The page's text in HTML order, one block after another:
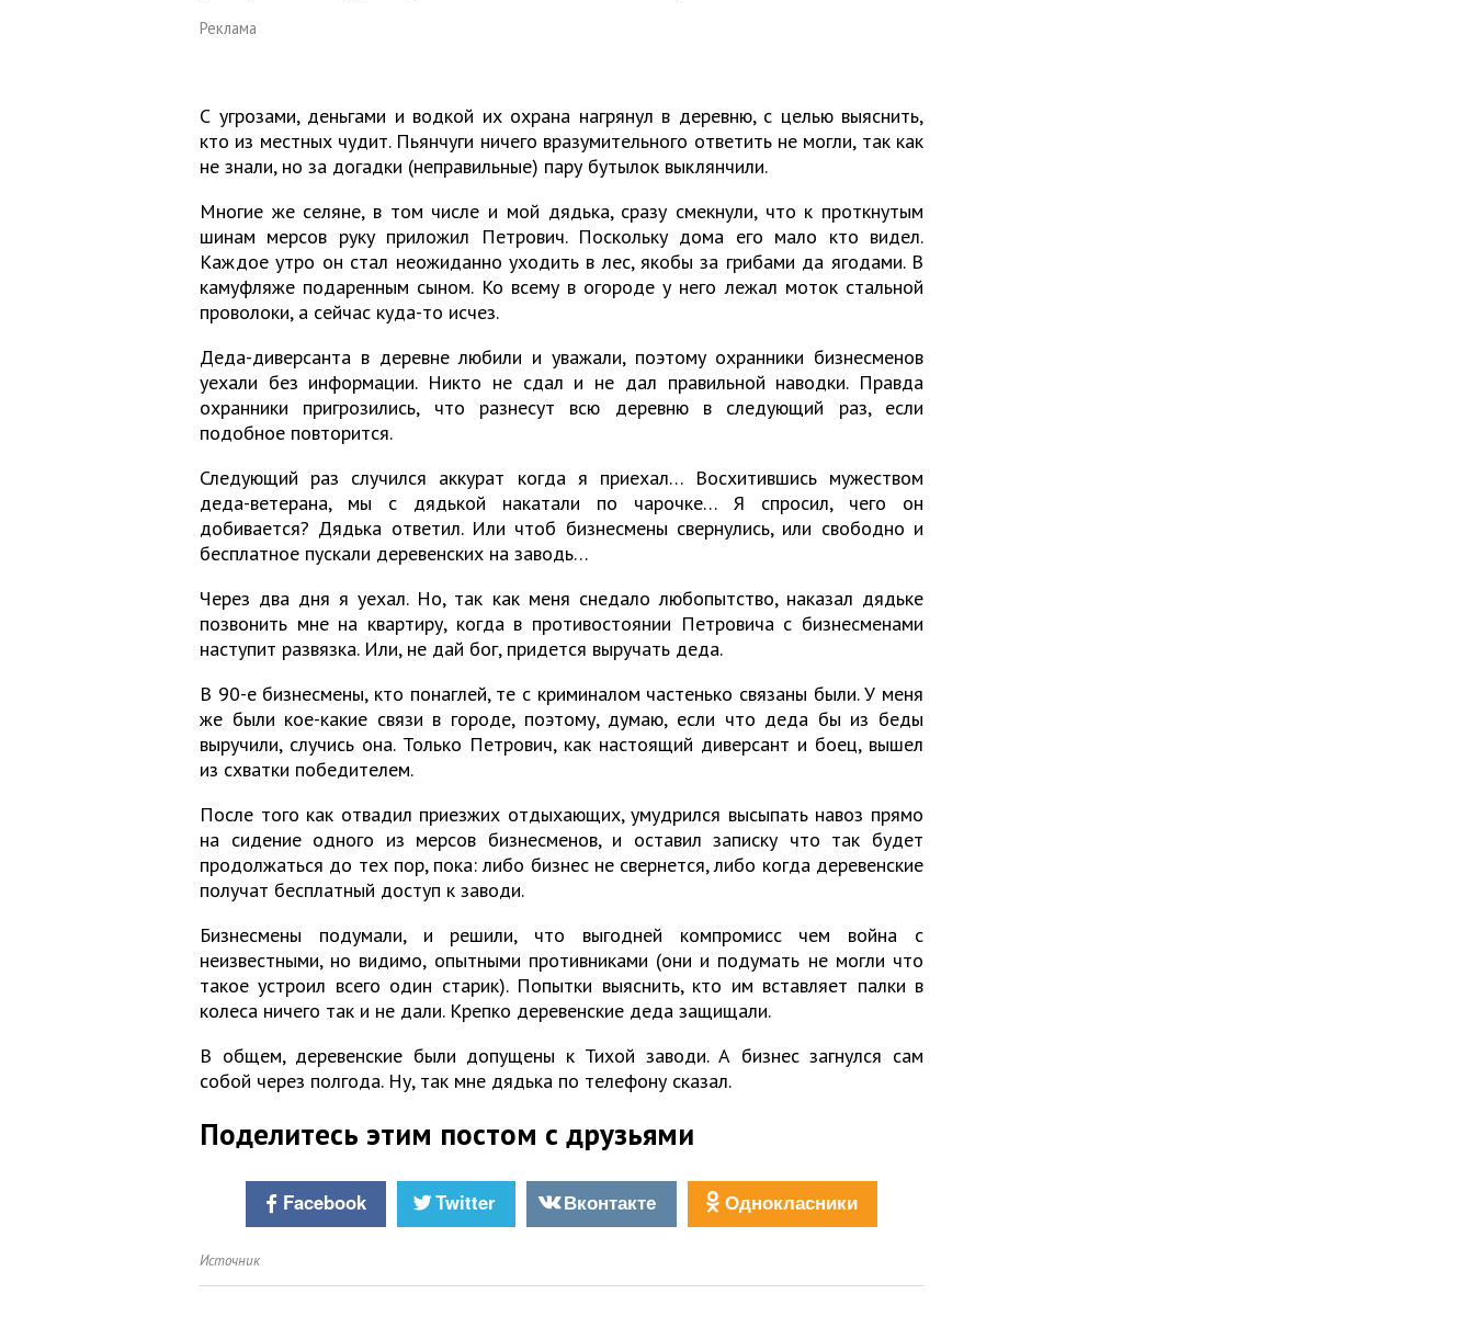
Реклама
С угрозами, деньгами и водкой их охрана нагрянул в деревню, с целью выяснить,
кто из местных чудит. Пьянчуги ничего вразумительного ответить не могли, так как
не знали, но за догадки (неправильные) пару бутылок выклянчили.
Многие же селяне, в том числе и мой дядька, сразу смекнули, что к проткнутым
шинам мерсов руку приложил Петрович. Поскольку дома его мало кто видел.
Каждое утро он стал неожиданно уходить в лес, якобы за грибами да ягодами. В
камуфляже подаренным сыном. Ко всему в огороде у него лежал моток стальной
проволоки, а сейчас куда-то исчез.
Деда-диверсанта в деревне любили и уважали, поэтому охранники бизнесменов
уехали без информации. Никто не сдал и не дал правильной наводки. Правда
охранники пригрозились, что разнесут всю деревню в следующий раз, если
подобное повторится.
Следующий раз случился аккурат когда я приехал… Восхитившись мужеством
деда-ветерана, мы с дядькой накатали по чарочке… Я спросил, чего он
добивается? Дядька ответил. Или чтоб бизнесмены свернулись, или свободно и
бесплатное пускали деревенских на заводь…
Через два дня я уехал. Но, так как меня снедало любопытство, наказал дядьке
позвонить мне на квартиру, когда в противостоянии Петровича с бизнесменами
наступит развязка. Или, не дай бог, придется выручать деда.
В 90-е бизнесмены, кто понаглей, те с криминалом частенько связаны были. У меня
же были кое-какие связи в городе, поэтому, думаю, если что деда бы из беды
выручили, случись она. Только Петрович, как настоящий диверсант и боец, вышел
из схватки победителем.
После того как отвадил приезжих отдыхающих, умудрился высыпать навоз прямо
на сидение одного из мерсов бизнесменов, и оставил записку что так будет
продолжаться до тех пор, пока: либо бизнес не свернется, либо когда деревенские
получат бесплатный доступ к заводи.
Бизнесмены подумали, и решили, что выгодней компромисс чем война с
неизвестными, но видимо, опытными противниками (они и подумать не могли что
такое устроил всего один старик). Попытки выяснить, кто им вставляет палки в
колеса ничего так и не дали. Крепко деревенские деда защищали.
В общем, деревенские были допущены к Тихой заводи. А бизнес загнулся сам
собой через полгода. Ну, так мне дядька по телефону сказал.
Поделитесь этим постом с друзьями
Facebook Twitter Вконтакте Однокласники
Источник